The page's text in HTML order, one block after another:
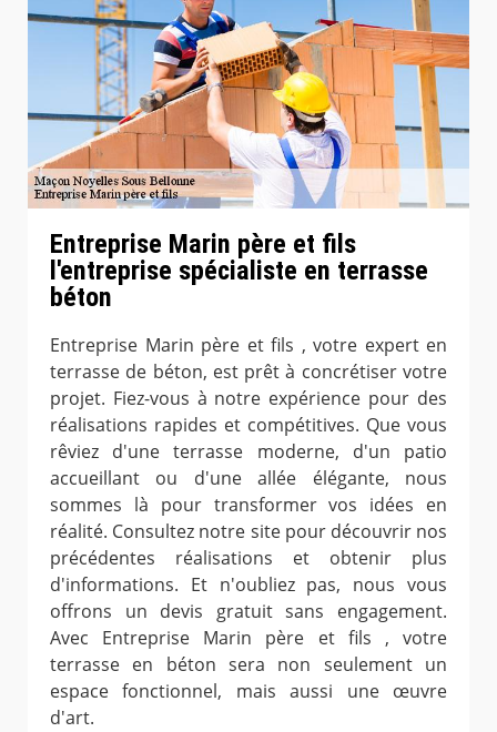
Entreprise Marin père et fils
l'entreprise spécialiste en terrasse
béton
Entreprise Marin père et fils , votre expert en
terrasse de béton, est prêt à concrétiser votre
projet. Fiez-vous à notre expérience pour des
réalisations rapides et compétitives. Que vous
rêviez d'une terrasse moderne, d'un patio
accueillant ou d'une allée élégante, nous
sommes là pour transformer vos idées en
réalité. Consultez notre site pour découvrir nos
précédentes réalisations et obtenir plus
d'informations. Et n'oubliez pas, nous vous
offrons un devis gratuit sans engagement.
Avec Entreprise Marin père et fils , votre
terrasse en béton sera non seulement un
espace fonctionnel, mais aussi une œuvre
d'art.